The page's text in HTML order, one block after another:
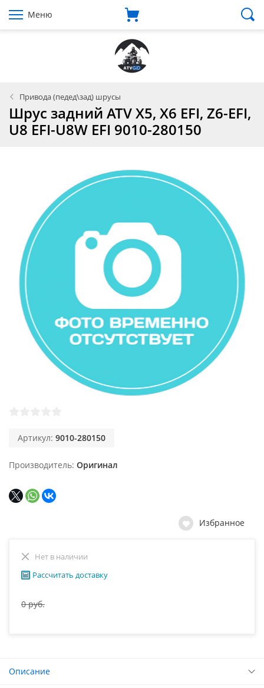
Меню
Привода (педед\зад) шрусы
Шрус задний ATV X5, X6 EFI, Z6-EFI,
U8 EFI-U8W EFI 9010-280150
Артикул: 9010-280150
Производитель Оригинал
Избранное
Нет в наличии
Рассчитать доставку
0 руб.
Описание